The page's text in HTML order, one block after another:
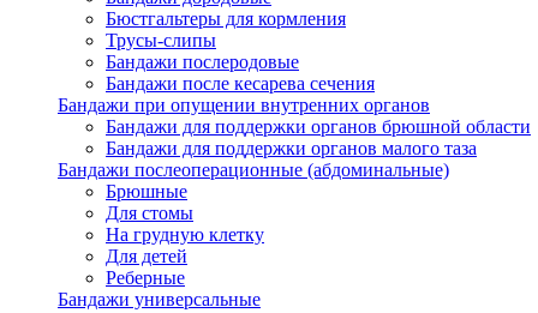
Бюстгальтеры для кормления
Трусы-слипы
Бандажи послеродовые
Бандажи после кесарева сечения
Бандажи при опущении внутренних органов
Бандажи для поддержки органов брюшной области
Бандажи для поддержки органов малого таза
Бандажи послеоперационные (абдоминальные)
Брюшные
Для стомы
На грудную клетку
Для детей
Реберные
Бандажи универсальные